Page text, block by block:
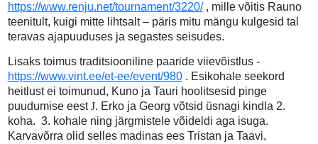
https://www.renju.net/tournament/3220/, mille võitis Rauno
teenitult, kuigi mitte lihtsalt – päris mitu mängu kulgesid tal
teravas ajapuuduses ja segastes seisudes.
Lisaks toimus traditsiooniline paaride viievõistlus -
https://www.vint.ee/et-ee/event/980. Esikohale seekord
heitlust ei toimunud, Kuno ja Tauri hoolitsesid pinge
puudumise eestJ. Erko ja Georg võtsid üsnagi kindla 2.
koha. 3. kohale ning järgmistele võideldi aga isuga.
Karvavõrra olid selles madinas ees Tristan ja Taavi,